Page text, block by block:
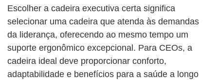
Escolher a cadeira executiva certa significa
selecionar uma cadeira que atenda às demandas
da liderança, oferecendo ao mesmo tempo um
suporte ergonômico excepcional. Para CEOs, a
cadeira ideal deve proporcionar conforto,
adaptabilidade e benefícios para a saúde a longo